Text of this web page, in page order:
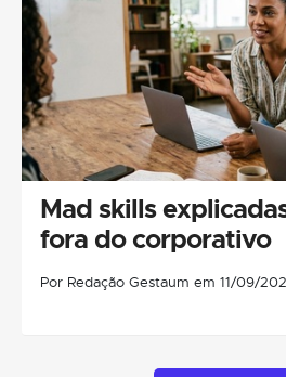
Mad skills
fora do corporativo
Por Redação Gestaum em 11/09/